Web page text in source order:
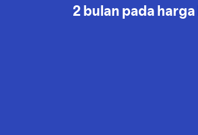
2 bulan pada harga